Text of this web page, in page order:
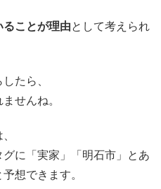
ることが理由として考えられ
たら、
せんね。
に「実家」「明石市」とあ
予想できます。